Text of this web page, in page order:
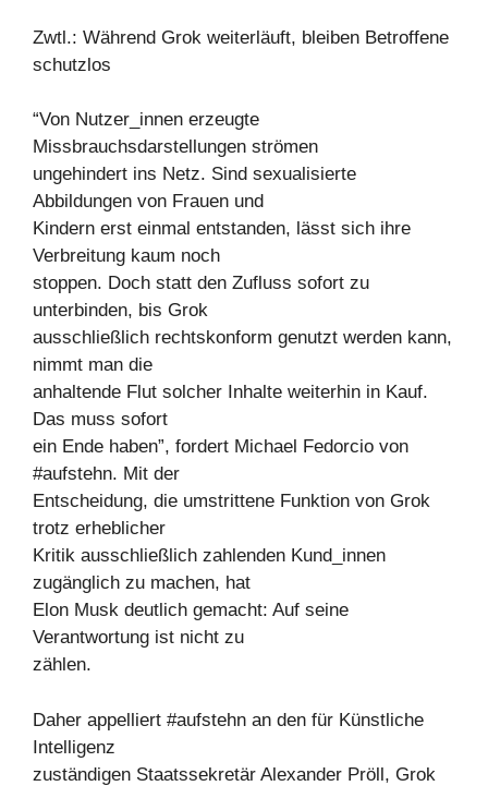
Zwtl.: Während Grok weiterläuft, bleiben Betroffene
schutzlos
“Von Nutzer_innen erzeugte
Missbrauchsdarstellungen strömen
ungehindert ins Netz. Sind sexualisierte
Abbildungen von Frauen und
Kindern erst einmal entstanden, lässt sich ihre
Verbreitung kaum noch
stoppen. Doch statt den Zufluss sofort zu
unterbinden, bis Grok
ausschließlich rechtskonform genutzt werden kann,
nimmt man die
anhaltende Flut solcher Inhalte weiterhin in Kauf.
Das muss sofort
ein Ende haben”, fordert Michael Fedorcio von
#aufstehn. Mit der
Entscheidung, die umstrittene Funktion von Grok
trotz erheblicher
Kritik ausschließlich zahlenden Kund_innen
zugänglich zu machen, hat
Elon Musk deutlich gemacht: Auf seine
Verantwortung ist nicht zu
zählen.
Daher appelliert #aufstehn an den für Künstliche
Intelligenz
zuständigen Staatssekretär Alexander Pröll, Grok